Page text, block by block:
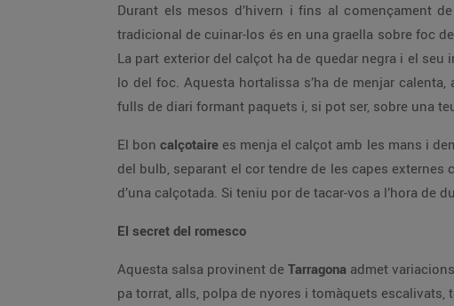
Durant els mesos d’hivern i fins al començament
tradicional de cuinar-los és en una graella sobre foc
La part exterior del calçot ha de quedar negra i el seu
lo del foc. Aquesta hortalissa s’ha de menjar
fulls de diari formant paquets i, si pot ser, sobre una
El bon calçotaire es menja el calçot amb les mans i
del bulb, separant el cor tendre de les capes
d’una calçotada. Si teniu por de tacar-vos a l’hora de
El secret del romesco
Aquesta salsa provinent de Tarragona admet
pa torrat, alls, polpa de nyores i tomàquets